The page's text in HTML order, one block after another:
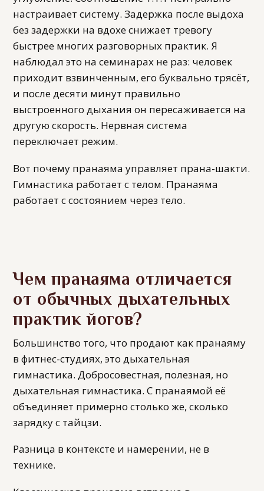
настраивает систему. Задержка после выдоха
без задержки на вдохе снижает тревогу
быстрее многих разговорных практик. Я
наблюдал это на семинарах не раз: человек
приходит взвинченным, его буквально трясёт,
и после десяти минут правильно
выстроенного дыхания он пересаживается на
другую скорость. Нервная система
переключает режим.
Вот почему пранаяма управляет прана-шакти.
Гимнастика работает с телом. Пранаяма
работает с состоянием через тело.
Чем пранаяма отличается
от обычных дыхательных
практик йогов?
Большинство того, что продают как пранаяму
в фитнес-студиях, это дыхательная
гимнастика. Добросовестная, полезная, но
дыхательная гимнастика. С пранаямой её
объединяет примерно столько же, сколько
зарядку с тайцзи.
Разница в контексте и намерении, не в
технике.